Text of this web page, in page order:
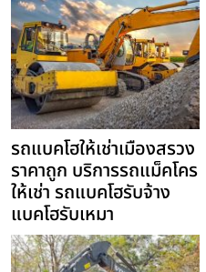
รถแบคโฮให้เช่าเมืองสรวง
ราคาถูก บริการรถแม็คโคร
ให้เช่า รถแบคโฮรับจ้าง
แบคโฮรับเหมา